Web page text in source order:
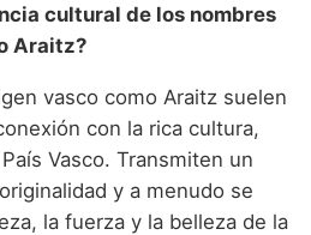
cultural de los nombres
Araitz?
vasco como Araitz suelen
con la rica cultura,
Vasco. Transmiten un
y a menudo se
la fuerza y la belleza de la